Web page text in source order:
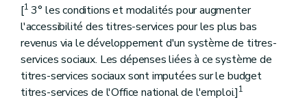
[1 3° les conditions et modalités pour augmenter
l'accessibilité des titres-services pour les plus bas
revenus via le développement d'un système de titres-
services sociaux. Les dépenses liées à ce système de
titres-services sociaux sont imputées sur le budget
titres-services de l'Office national de l'emploi.]1